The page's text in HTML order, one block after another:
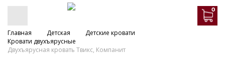
0
Главная Детская
Детские кровати
Кровати двухъярусные
Двухъярусная кровать Твикс, Компанит